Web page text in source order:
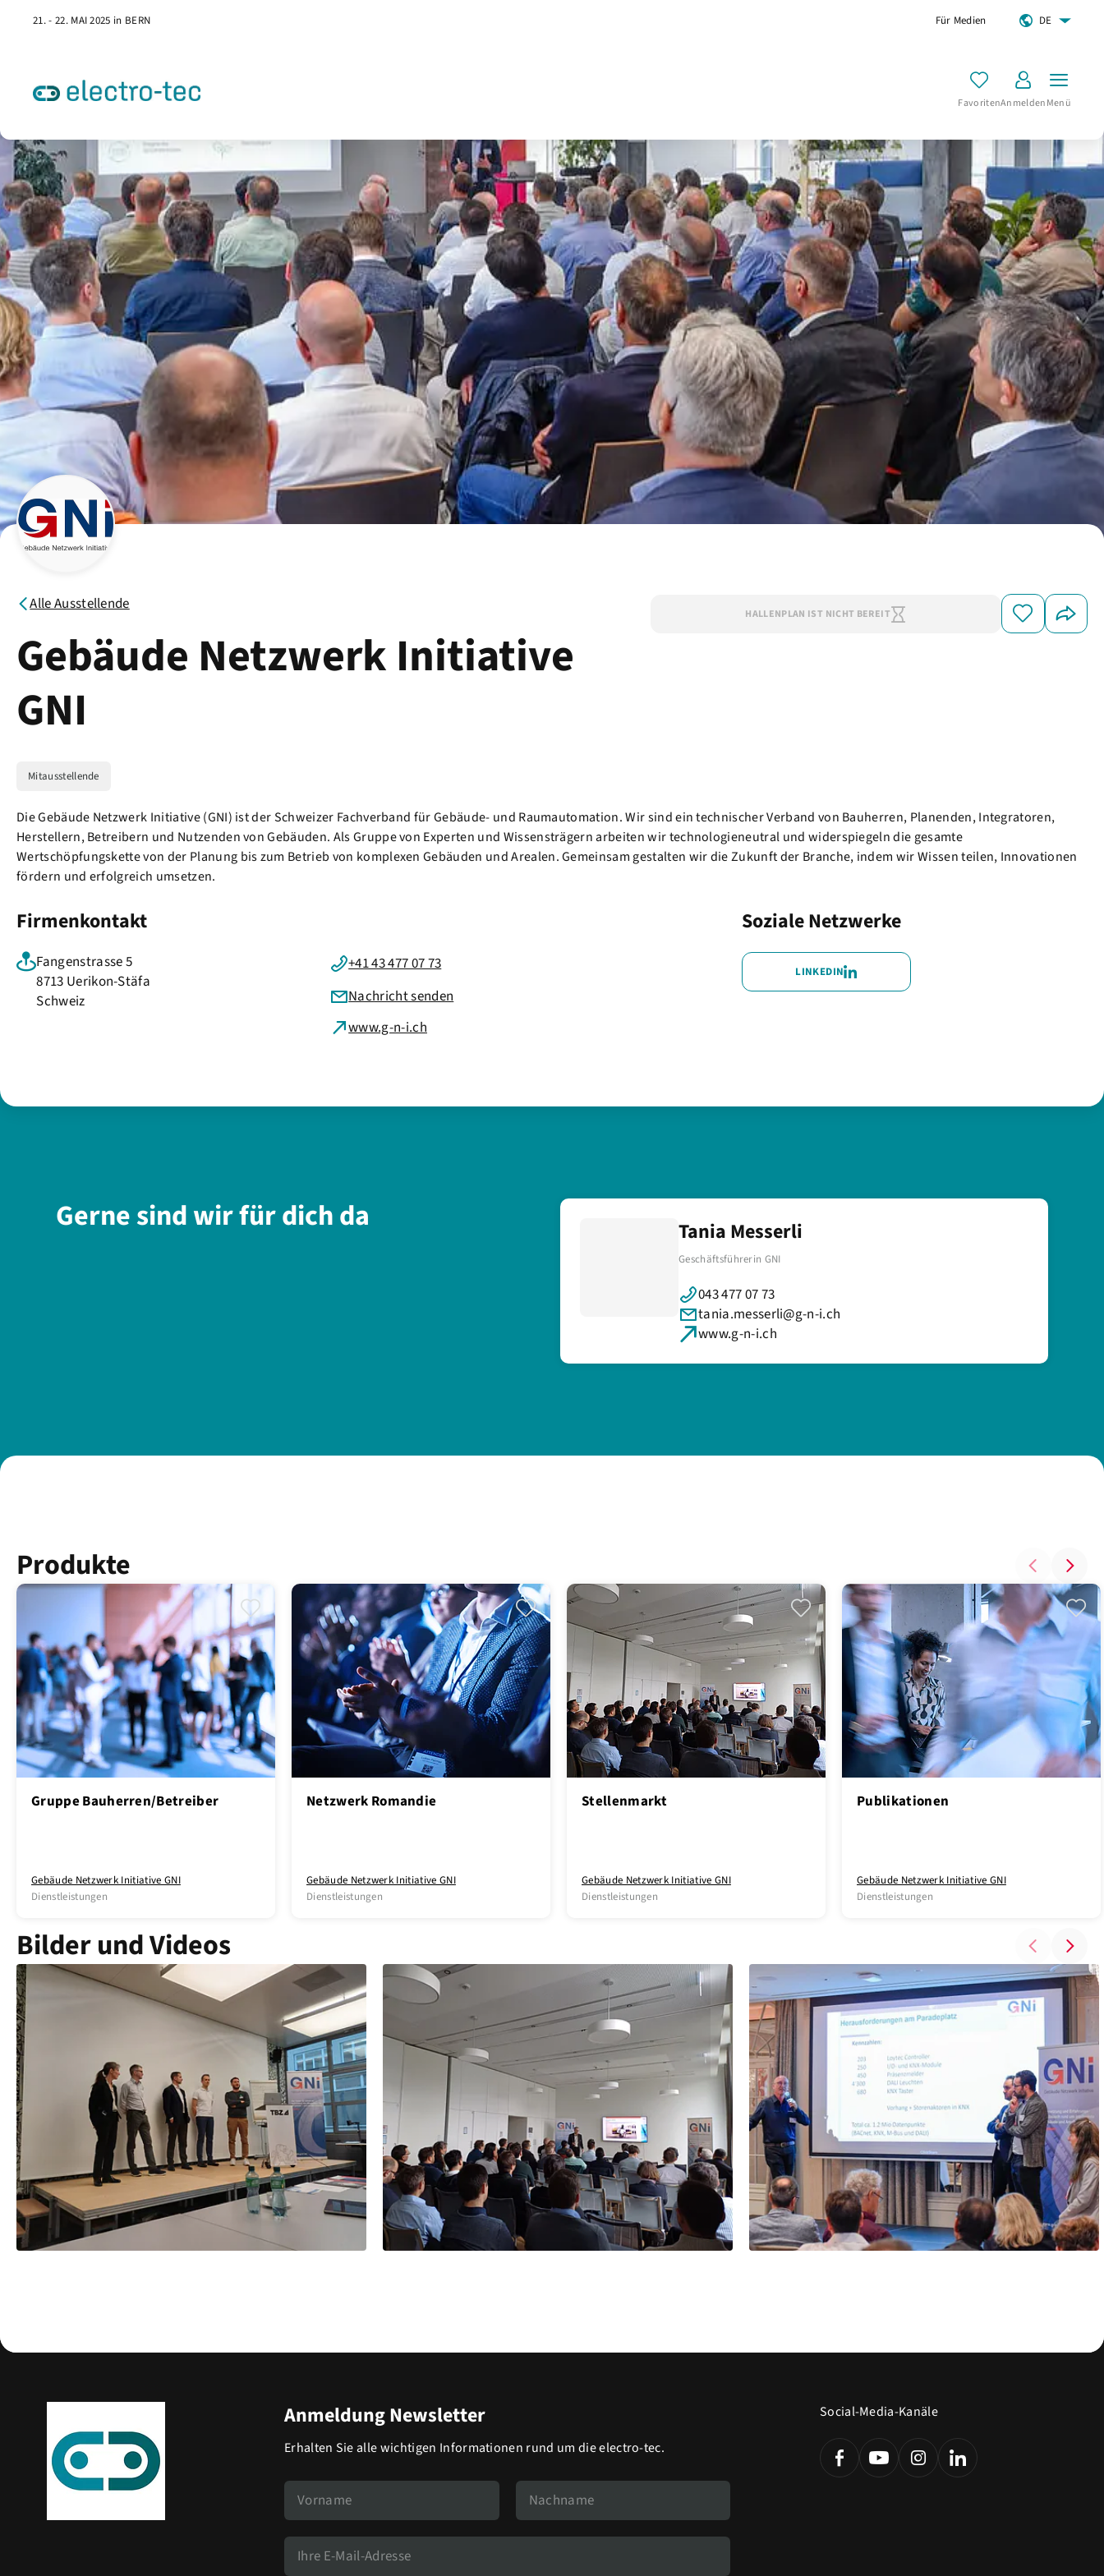
21. - 22. MAI 2025 in BERN Für Medien DE
FavoritenAnmeldenMenü
Alle Ausstellende
Gebäude Netzwerk Initiative
GNI
Mitausstellende
HALLENPLAN IST NICHT BEREIT
Die Gebäude Netzwerk Initiative (GNI) ist der Schweizer Fachverband für Gebäude- und Raumautomation. Wir sind ein technischer Verband von Bauherren, Planenden, Integratoren,
Herstellern, Betreibern und Nutzenden von Gebäuden. Als Gruppe von Experten und Wissensträgern arbeiten wir technologieneutral und widerspiegeln die gesamte
Wertschöpfungskette von der Planung bis zum Betrieb von komplexen Gebäuden und Arealen. Gemeinsam gestalten wir die Zukunft der Branche, indem wir Wissen teilen, Innovationen
fördern und erfolgreich umsetzen.
Firmenkontakt
Fangenstrasse 5
8713 Uerikon-Stäfa
Schweiz
+41 43 477 07 73
Nachricht senden
www.g-n-i.ch
Soziale Netzwerke
LINKEDIN
Gerne sind wir für dich da Tania Messerli
Geschäftsführerin GNI
043 477 07 73
tania.messerli@g-n-i.ch
www.g-n-i.ch
Gruppe Bauherren/Betreiber
Gebäude Netzwerk Initiative GNI
Dienstleistungen
Netzwerk Romandie
Gebäude Netzwerk Initiative GNI
Dienstleistungen
Stellenmarkt
Gebäude Netzwerk Initiative GNI
Dienstleistungen
Publikationen
Gebäude Netzwerk Initiative GNI
Dienstleistungen
Produkte
Bilder und Videos
Anmeldung Newsletter
Erhalten Sie alle wichtigen Informationen rund um die electro-tec.
Social-Media-Kanäle